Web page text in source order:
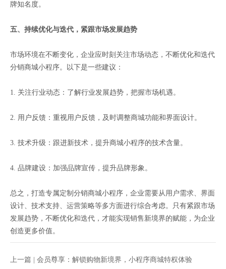
牌知名度。
五、持续优化与迭代，紧跟市场发展趋势
市场环境在不断变化，企业应时刻关注市场动态，不断优化和迭代
分销商城小程序。以下是一些建议：
1. 关注行业动态：了解行业发展趋势，把握市场机遇。
2. 用户反馈：重视用户反馈，及时调整商城功能和界面设计。
3. 技术升级：跟进新技术，提升商城小程序的技术含量。
4. 品牌建设：加强品牌宣传，提升品牌形象。
总之，打造专属定制分销商城小程序，企业需要从用户需求、界面
设计、技术支持、运营策略等多方面进行综合考虑。只有紧跟市场
发展趋势，不断优化和迭代，才能实现销售新境界的赋能，为企业
创造更多价值。
上一篇 | 会员尊享：解锁购物新境界，小程序商城特权体验